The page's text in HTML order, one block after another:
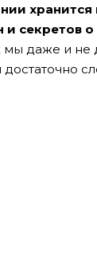
хранится
и секретов
мы даже и не